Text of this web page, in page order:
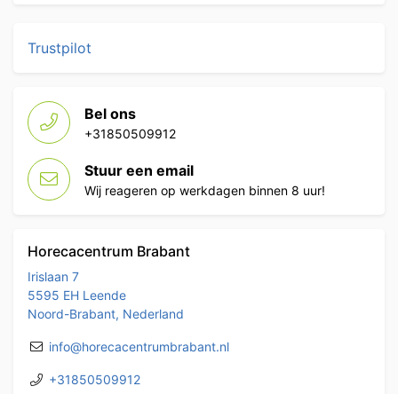
Trustpilot
Bel ons
+31850509912
Stuur een email
Wij reageren op werkdagen binnen 8 uur!
Horecacentrum Brabant
Irislaan 7
5595 EH Leende
Noord-Brabant, Nederland
info@horecacentrumbrabant.nl
+31850509912